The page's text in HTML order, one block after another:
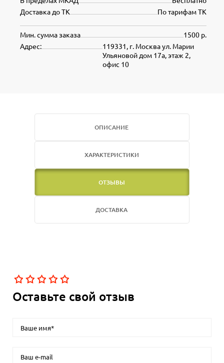
По тарифам ТК
Доставка до ТК
1500 р.
Мин. сумма заказа
119331, г. Москва ул. Марии
Ульяновой дом 17а, этаж 2,
офис 10
Адрес:
ОПИСАНИЕ
ХАРАКТЕРИСТИКИ
ОТЗЫВЫ
ДОСТАВКА
Оставьте свой отзыв